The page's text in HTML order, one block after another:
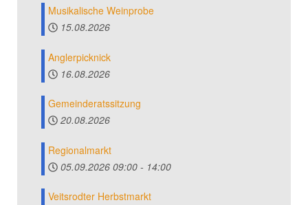
Musikalische Weinprobe
15.08.2026
Anglerpicknick
16.08.2026
Gemeinderatssitzung
20.08.2026
Regionalmarkt
05.09.2026 09:00 - 14:00
Veitsrodter Herbstmarkt